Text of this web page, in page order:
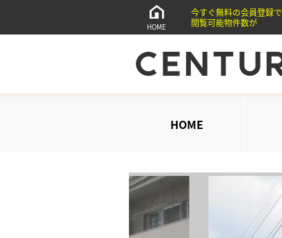
HOME
今すぐ無料の会員登録で
閲覧可能物件数が
HOME